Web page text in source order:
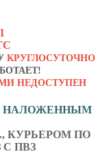
КРУГЛОСУТОЧНО
НЕДОСТУПЕН
НАЛОЖЕННЫМ
КУРЬЕРОМ ПО
ПВЗ